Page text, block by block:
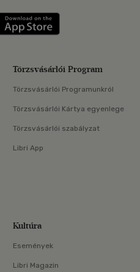
Szerezd meg: Google
Törzsvásárlói Program
Törzsvásárlói Programunkról
Törzsvásárlói Kártya egyenlege
Törzsvásárlói szabályzat
Libri App
Kultúra
Események
Libri Magazin